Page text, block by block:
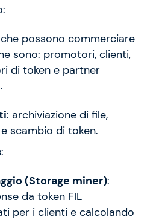
che possono commerciare
sono: promotori, clienti,
di token e partner
: archiviazione di file,
scambio di token.
:
(Storage miner):
da token FIL
per i clienti e calcolando